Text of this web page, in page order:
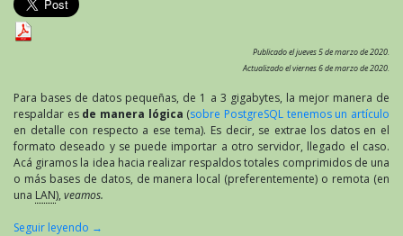
Publicado el jueves 5 de marzo de 2020.
Actualizado el viernes 6 de marzo de 2020.
Para bases de datos pequeñas, de 1 a 3 gigabytes, la mejor manera de
respaldar es de manera lógica (sobre PostgreSQL tenemos un artículo
en detalle con respecto a ese tema). Es decir, se extrae los datos en el
formato deseado y se puede importar a otro servidor, llegado el caso.
Acá giramos la idea hacia realizar respaldos totales comprimidos de una
o más bases de datos, de manera local (preferentemente) o remota (en
una LAN), veamos.
Seguir leyendo →